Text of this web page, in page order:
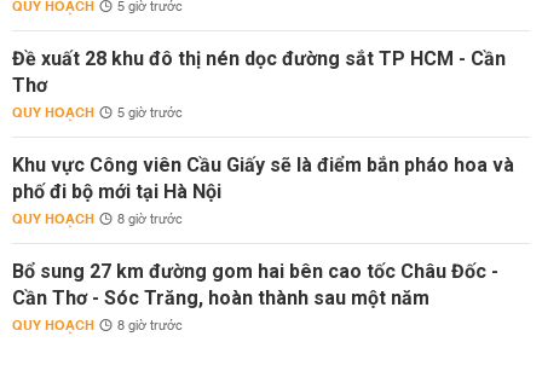
QUY HOẠCH 5 giờ trước
Đề xuất 28 khu đô thị nén dọc đường sắt TP HCM - Cần
Thơ
QUY HOẠCH 5 giờ trước
Khu vực Công viên Cầu Giấy sẽ là điểm bắn pháo hoa và
phố đi bộ mới tại Hà Nội
QUY HOẠCH 8 giờ trước
Bổ sung 27 km đường gom hai bên cao tốc Châu Đốc -
Cần Thơ - Sóc Trăng, hoàn thành sau một năm
QUY HOẠCH 8 giờ trước